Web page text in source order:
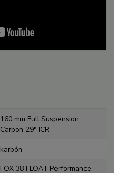
160 mm Full Suspension
Carbon 29" ICR
karbón
FOX 38 FLOAT Performance